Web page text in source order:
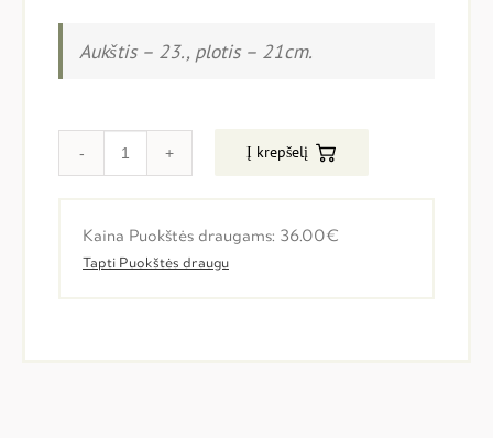
Aukštis – 23., plotis – 21cm.
Kiekis
Į krepšelį
Kaina Puokštės draugams: 36.00€
Tapti Puokštės draugu